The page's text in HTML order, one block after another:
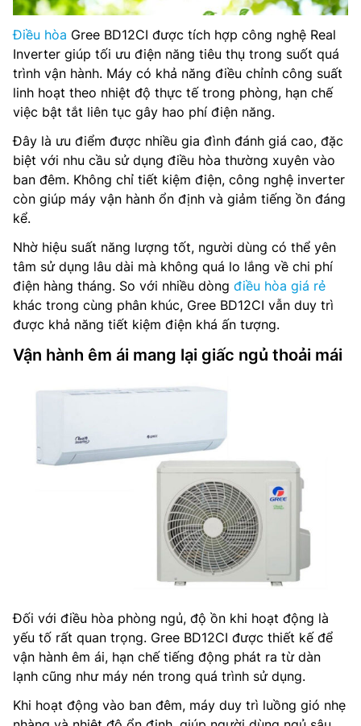
Điều hòa Gree BD12CI được tích hợp công nghệ Real
Inverter giúp tối ưu điện năng tiêu thụ trong suốt quá
trình vận hành. Máy có khả năng điều chỉnh công suất
linh hoạt theo nhiệt độ thực tế trong phòng, hạn chế
việc bật tắt liên tục gây hao phí điện năng.
Đây là ưu điểm được nhiều gia đình đánh giá cao, đặc
biệt với nhu cầu sử dụng điều hòa thường xuyên vào
ban đêm. Không chỉ tiết kiệm điện, công nghệ inverter
còn giúp máy vận hành ổn định và giảm tiếng ồn đáng
kể.
Nhờ hiệu suất năng lượng tốt, người dùng có thể yên
tâm sử dụng lâu dài mà không quá lo lắng về chi phí
điện hàng tháng. So với nhiều dòng điều hòa giá rẻ
khác trong cùng phân khúc, Gree BD12CI vẫn duy trì
được khả năng tiết kiệm điện khá ấn tượng.
Vận hành êm ái mang lại giấc ngủ thoải mái
Đối với điều hòa phòng ngủ, độ ồn khi hoạt động là
yếu tố rất quan trọng. Gree BD12CI được thiết kế để
vận hành êm ái, hạn chế tiếng động phát ra từ dàn
lạnh cũng như máy nén trong quá trình sử dụng.
Khi hoạt động vào ban đêm, máy duy trì luồng gió nhẹ